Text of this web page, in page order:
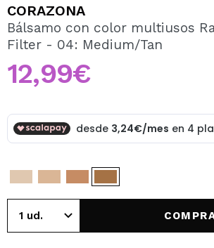
Al crear una cuenta en Maquillalia.com
tus compras rápidamente, revisar el
CORAZONA
Bálsamo con color multiusos
Filter - 04: Medium/Tan
12,99€